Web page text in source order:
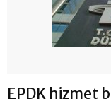
EPDK hizmet